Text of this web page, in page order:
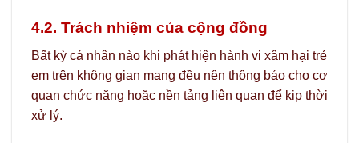
4.2. Trách nhiệm của cộng đồng
Bất kỳ cá nhân nào khi phát hiện hành vi xâm hại trẻ
em trên không gian mạng đều nên thông báo cho cơ
quan chức năng hoặc nền tảng liên quan để kịp thời
xử lý.